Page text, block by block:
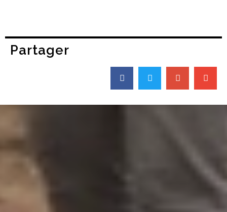
Partager